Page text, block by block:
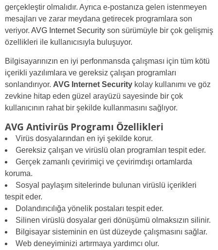
gerçekleştir olmalıdır. Ayrıca e-postanıza gelen istenmeyen
mesajları ve zarar meydana getirecek programlara son
veriyor. AVG Internet Security son sürümüyle bir çok gelişmiş
özellikleri ile kullanıcısıyla buluşuyor.
Bilgisayarınızın en iyi perfonmansda çalışması için tüm kötü
içerikli yazılımlara ve gereksiz çalışan programları
sonlandırıyor. AVG Internet Security kolay kullanımı ve göz
zevkine hitap eden güzel arayüzü sayesinde bir çok
kullanıcının rahat bir şekilde kullanmasını sağlıyor.
AVG Antivirüs Programı Özellikleri
Virüs dosyalarından en iyi şekilde korur.
Gereksiz çalışan ve virüslü olan programları tespit eder.
Gerçek zamanlı çevirimiçi ve çevirimdışı ortamlarda
koruma.
Sosyal paylaşım sitelerinde bulunan virüslü içerikleri
tespit eder.
Dolandırıcılığa yönelik postaları tespit eder.
Silinen virüslü dosyalar geri dönüşümü olmaksızın silinir.
Bilgisayar sisteminin en üst düzeyde çalışmasını sağlar.
Web deneyiminizi artırmaya yardımcı olur.